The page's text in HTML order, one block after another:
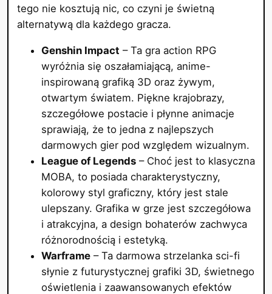
tego nie kosztują nic, co czyni je świetną
alternatywą dla każdego gracza.
Genshin Impact – Ta gra action RPG
wyróżnia się oszałamiającą, anime-
inspirowaną grafiką 3D oraz żywym,
otwartym światem. Piękne krajobrazy,
szczegółowe postacie i płynne animacje
sprawiają, że to jedna z najlepszych
darmowych gier pod względem wizualnym.
League of Legends– Choć jest to klasyczna
MOBA, to posiada charakterystyczny,
kolorowy styl graficzny, który jest stale
ulepszany. Grafika w grze jest szczegółowa
i atrakcyjna, a design bohaterów zachwyca
różnorodnością i estetyką.
Warframe– Ta darmowa strzelanka sci-fi
słynie z futurystycznej grafiki 3D, świetnego
oświetlenia i zaawansowanych efektów